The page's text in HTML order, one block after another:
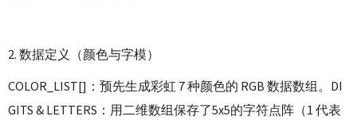
2. 数据定义（颜色与字模）
COLOR_LIST[]：预先生成彩虹 7 种颜色的 RGB 数据数组。DI
GITS & LETTERS：用二维数组保存了5x5的字符点阵（1 代表